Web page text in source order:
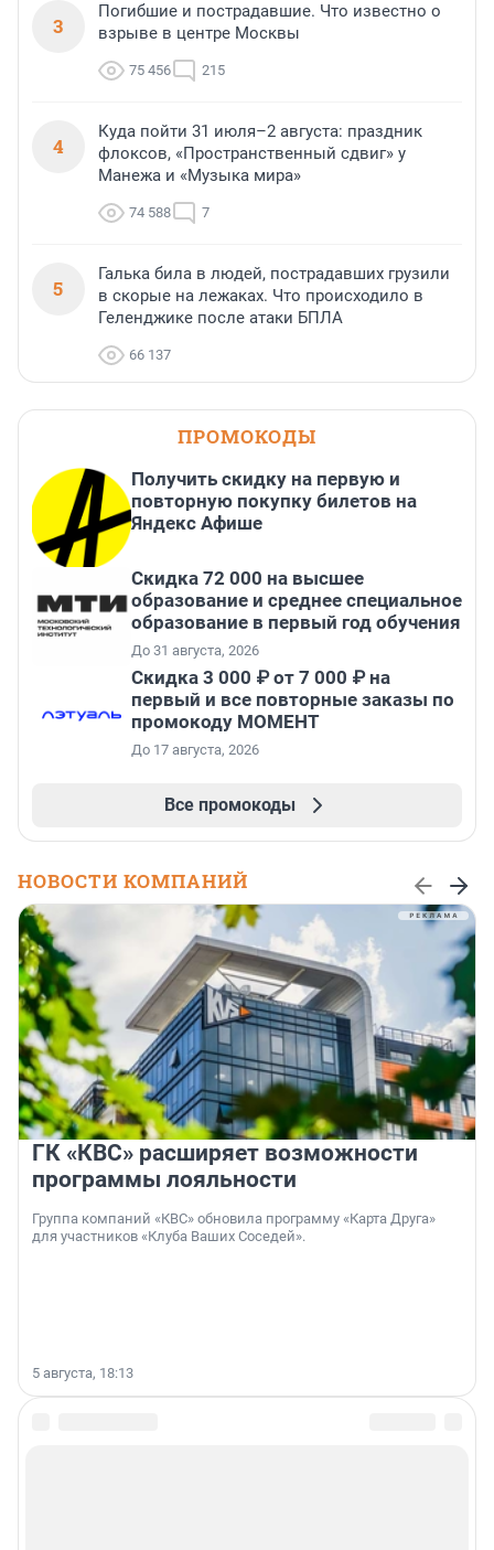
3
Погибшие и пострадавшие. Что известно о
взрыве в центре Москвы
75 456 215
4
Куда пойти 31 июля–2 августа: праздник
флоксов, «Пространственный сдвиг» у
Манежа и «Музыка мира»
74 588 7
5
Галька била в людей, пострадавших грузили
в скорые на лежаках. Что происходило в
Геленджике после атаки БПЛА
66 137
ПРОМОКОДЫ
Получить скидку на первую и
повторную покупку билетов на
Яндекс Афише
Скидка 72 000 на высшее
образование и среднее специальное
образование в первый год обучения
До 31 августа, 2026
Скидка 3 000 ₽ от 7 000 ₽ на
первый и все повторные заказы по
промокоду МОМЕНТ
До 17 августа, 2026
Все промокоды
НОВОСТИ КОМПАНИЙ
ГК «КВС» расширяет возможности
программы лояльности
Группа компаний «КВС» обновила программу «Карта Друга»
для участников «Клуба Ваших Соседей».
5 августа, 18:13